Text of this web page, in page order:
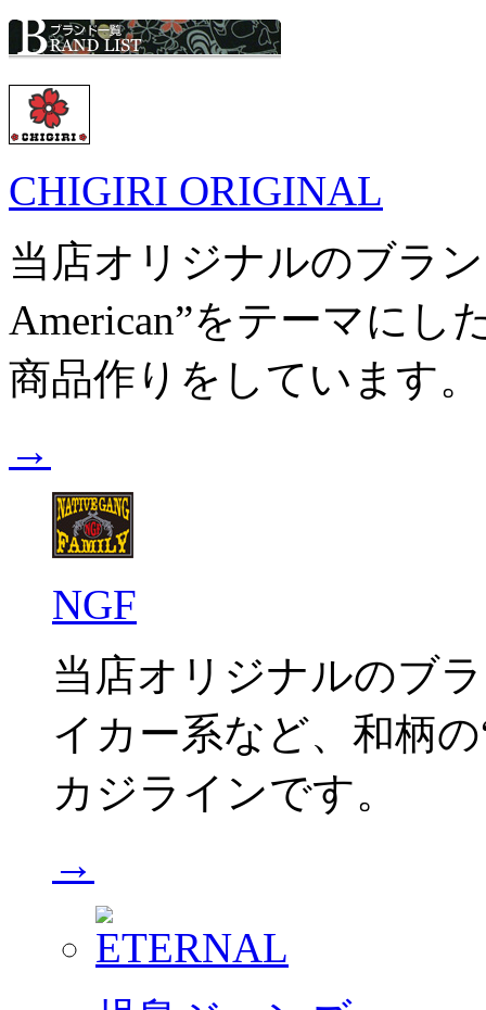
CHIGIRI ORIGINAL
当店オリジナルのブラン
American”をテーマにし
商品作りをしています。
→
NGF
当店オリジナルのブ
イカー系など、和柄
カジラインです。
→